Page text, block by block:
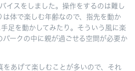
イスをしました。操作をするのは難し
は体で楽しむ年齢なので、指先を動か
足を動かしてみたり。そういう風に楽
パークの中に親が過ごせる空間が必要か
をあげて楽しむことが多いので、それ